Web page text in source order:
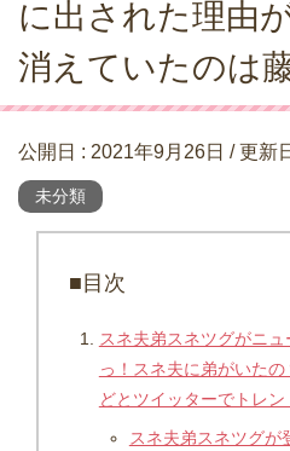
に出された理由
消えていたのは
公開日 : 2021年9月26日 / 更新
未分類
■目次
スネ夫弟スネツグがニュ
っ！スネ夫に弟がいた
どとツイッターでトレン
スネ夫弟スネツグが